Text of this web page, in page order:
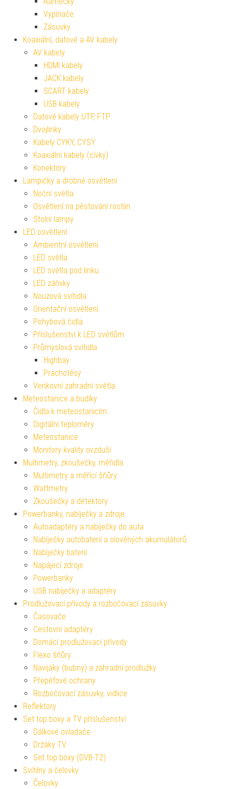
Vypínače
Zásuvky
Koaxiální, datové a AV kabely
AV kabely
HDMI kabely
JACK kabely
SCART kabely
USB kabely
Datové kabely UTP, FTP
Dvojlinky
Kabely CYKY, CYSY
Koaxiální kabely (cívky)
Konektory
Lampičky a drobné osvětlení
Noční světla
Osvětlení na pěstování rostlin
Stolní lampy
LED osvětlení
Ambientní osvětlení
LED světla
LED světla pod linku
LED zářivky
Nouzová svítidla
Orientační osvětlení
Pohybová čidla
Příslušenství k LED světlům
Průmyslová svítidla
Highbay
Prachotěsy
Venkovní zahradní světla
Meteostanice a budíky
Čidla k meteostanicím
Digitální teploměry
Meteostanice
Monitory kvality ovzduší
Multimetry, zkoušečky, měřidla
Multimetry a měřící šňůry
Wattmetry
Zkoušečky a detektory
Powerbanky, nabíječky a zdroje
Autoadaptéry a nabíječky do auta
Nabíječky autobaterií a olověných akumulátorů
Nabíječky baterií
Napájecí zdroje
Powerbanky
USB nabíječky a adaptéry
Prodlužovací přívody a rozbočovací zásuvky
Časovače
Cestovní adaptéry
Domácí prodlužovací přívody
Flexo šňůry
Navijáky (bubny) a zahradní prodlužky
Přepěťové ochrany
Rozbočovací zásuvky, vidlice
Reflektory
Set top boxy a TV příslušenství
Dálkové ovladače
Držáky TV
Set top boxy (DVB-T2)
Svítilny a čelovky
Čelovky